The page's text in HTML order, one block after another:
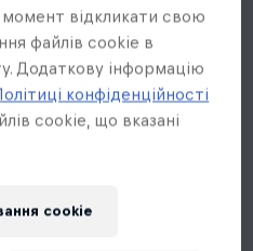
відкликати свою
файлів cookie в
Додаткову інформацію
конфіденційності
cookie, що вказані
cookie